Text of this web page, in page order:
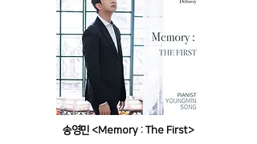
송영민 <Memory : The First>